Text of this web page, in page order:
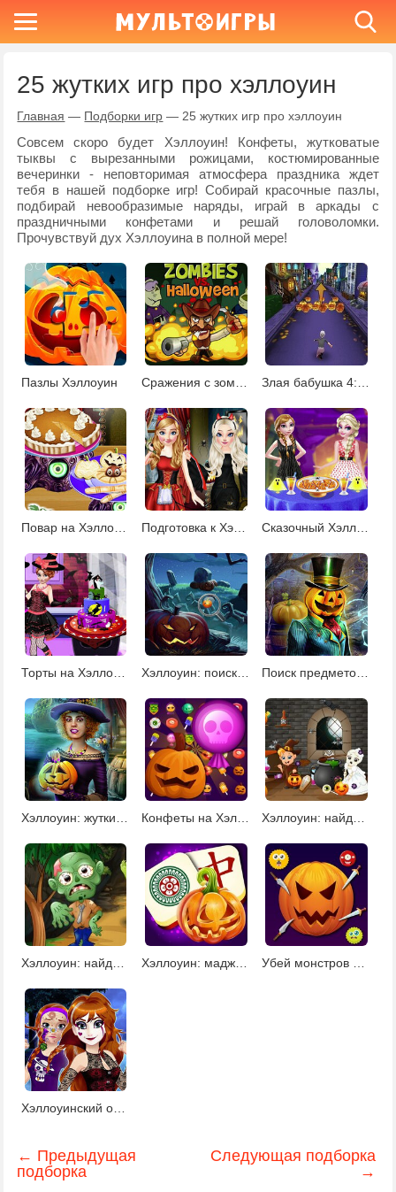
25 жутких игр про хэллоуин
Главная — Подборки игр — 25 жутких игр про хэллоуин
Совсем скоро будет Хэллоуин! Конфеты, жутковатые
тыквы с вырезанными рожицами, костюмированные
вечеринки - неповторимая атмосфера праздника ждет
тебя в нашей подборке игр! Собирай красочные пазлы,
подбирай невообразимые наряды, играй в аркады с
праздничными конфетами и решай головоломки.
Прочувствуй дух Хэллоуина в полной мере!
Пазлы Хэллоуин
Повар на Хэллоуин Подготовка к Хэллоуину Сказочный Хэллоуин
Торты на Хэллоуин Хэллоуин: поиск скрытых тыкв Поиск предметов на Хэллоуин
Конфеты на Хэллоуин
Хэллоуин: маджонг Делюкс
Хэллоуинский образ для принцессы Анны
← Предыдущая
подборка
Следующая подборка
→